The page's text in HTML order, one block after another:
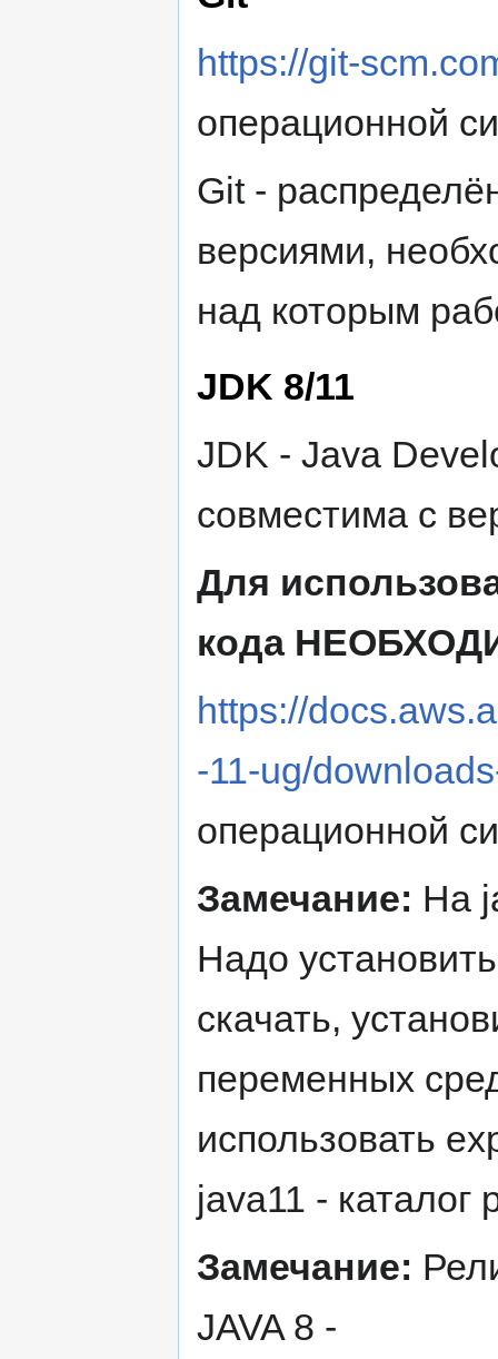
https://git-
операционной
Git -
версиями,
над которым
JDK 8/11
JDK - Java
совместима с
Для
кода
https://
-11-ug/
операционной
Замечание: На
Надо
скачать,
переменных
использовать
java11 - каталог
Замечание:
JAVA 8 -